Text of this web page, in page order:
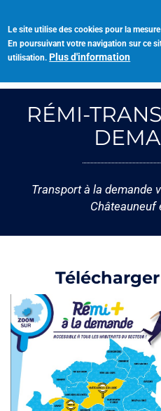
Le site utilise des cookies pour la
En poursuivant votre navigation sur ce
utilisation. Plus d'information
contenu
principal
RÉMI-
Transport à la demande
Châteauneuf